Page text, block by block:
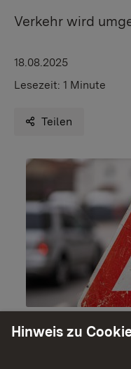
Verkehr wird
18.08.2025
Lesezeit: 1 Minute
Teilen
Wie das
Hinweis zu